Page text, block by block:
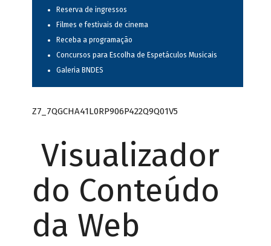
Reserva de ingressos
Filmes e festivais de cinema
Receba a programação
Concursos para Escolha de Espetáculos Musicais
Galeria BNDES
Z7_7QGCHA41L0RP906P422Q9Q01V5
Visualizador
do Conteúdo
da Web